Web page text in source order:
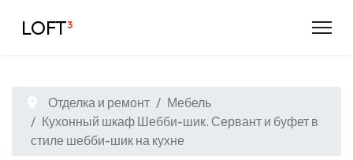
LOFT³
Отделка и ремонт
Мебель
Кухонный шкаф Шебби-шик. Сервант и буфет в
стиле шебби-шик на кухне